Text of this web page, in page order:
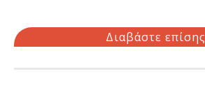
Διαβάστε επίσης